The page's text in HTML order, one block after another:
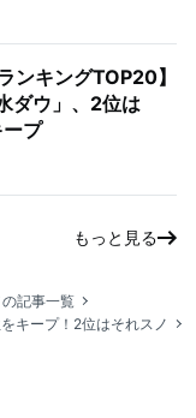
ンキングTOP20】
ダウ」、2位は
ープ
もっと見る
記事一覧
キープ！2位はそれスノ